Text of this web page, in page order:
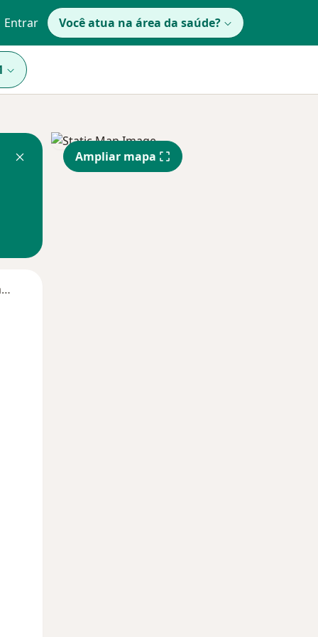
Entrar Você atua na área da saúde?
Segunda-feira
Ampliar mapa